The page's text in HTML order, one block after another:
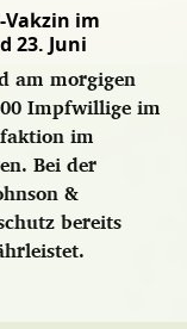
Vakzin im
23. Juni
am morgigen
Impfwillige im
im
Bei der
&
bereits